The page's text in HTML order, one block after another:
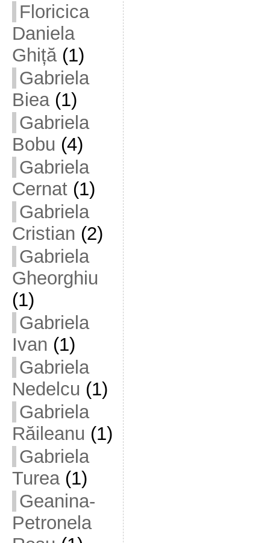
Floricica
Daniela
Ghiță(1)
Gabriela
Biea(1)
Gabriela
Bobu (4)
Gabriela
Cernat(1)
Gabriela
Cristian (2)
Gabriela
Gheorghiu
(1)
Gabriela
Ivan (1)
Gabriela
Nedelcu (1)
Gabriela
Răileanu (1)
Gabriela
Turea(1)
Geanina-
Petronela